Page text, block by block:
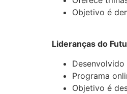
Objetivo é
Lideranças do
Programa
Objetivo é